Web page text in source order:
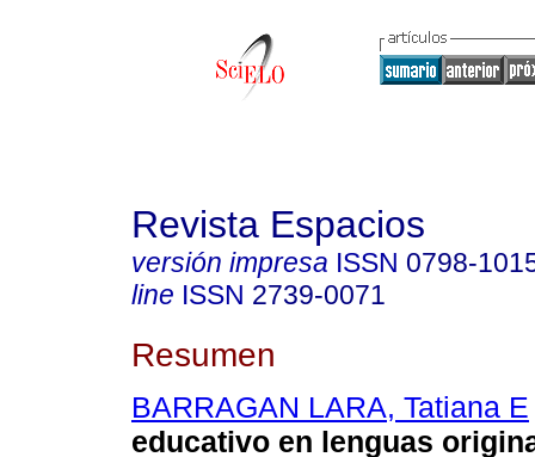
Revista Espacios
versión impresa ISSN 0798-
line ISSN 2739-0071
Resumen
BARRAGAN LARA, Tatiana E
educativo en lenguas